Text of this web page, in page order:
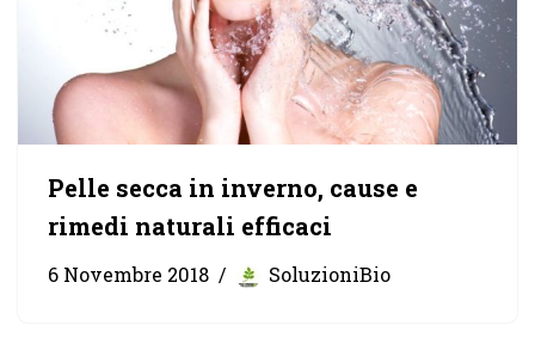
Pelle secca in inverno, cause e
rimedi naturali efficaci
6 Novembre 2018 SoluzioniBio